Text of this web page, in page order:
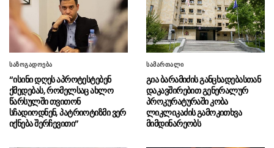
10.08 - 11:04“სუხიშვილები, ნიკოლოზ
რაჭველი და პაატა ბურჭულაძე 2008 წლის
აგვისტოს ომის შემდეგ უარს არ ამბობდნენ
რუსეთთან ურთიერთობაზე”
10.08 - 11:02“პროფესიის მიუხედავად ჩვენს
ქვეყანაში გარე ინტერესებს არაერთი ადამიანი
ემსახურება”
10.08 - 10:54პოლიციამ თბილისში 40
საზოგადოება
“ისინი დღეს აპროტესტებენ
ქმედებას, რომელსაც ახლო
წარსულში თვითონ
სჩადიოდნენ, პატრიოტიზმი ვერ
იქნება შერჩევითი”
სამართალი
გია ბარამიძის განცხადებასთან
დაკავშირებით გენერალურ
პროკურატურაში კობა
ლიკლიკაძის გამოკითხვა
მიმდინარეობს